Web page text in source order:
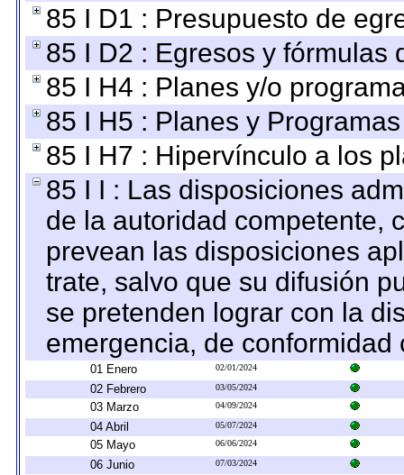
85 I D1 : Presupuesto de
85 I D2 : Egresos y fórmulas
85 I H4 : Planes y/o
85 I H5 : Planes y
85 I H7 : Hipervínculo a los
85 I I : Las disposiciones
de la autoridad competente,
prevean las disposiciones
trate, salvo que su difusión
se pretenden lograr con la
emergencia, de
01 Enero 02/01/2024
02 Febrero 03/05/2024
03 Marzo 04/09/2024
04 Abril 05/07/2024
05 Mayo 06/06/2024
06 Junio 07/03/2024